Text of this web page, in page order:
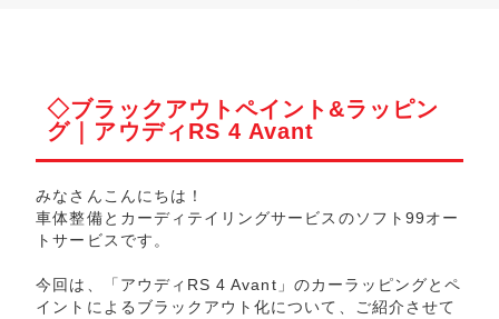
◇ブラックアウトペイント&ラッピン
グ｜アウディRS 4 Avant
みなさんこんにちは！
車体整備とカーディテイリングサービスのソフト99オー
トサービスです。
今回は、「アウディRS 4 Avant」のカーラッピングとペ
イントによるブラックアウト化について、ご紹介させて